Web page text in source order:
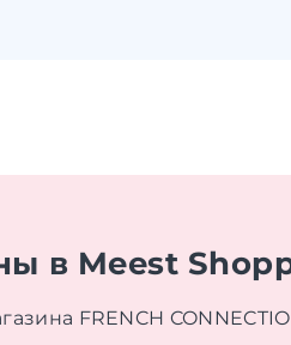
в Meest
FRENCH